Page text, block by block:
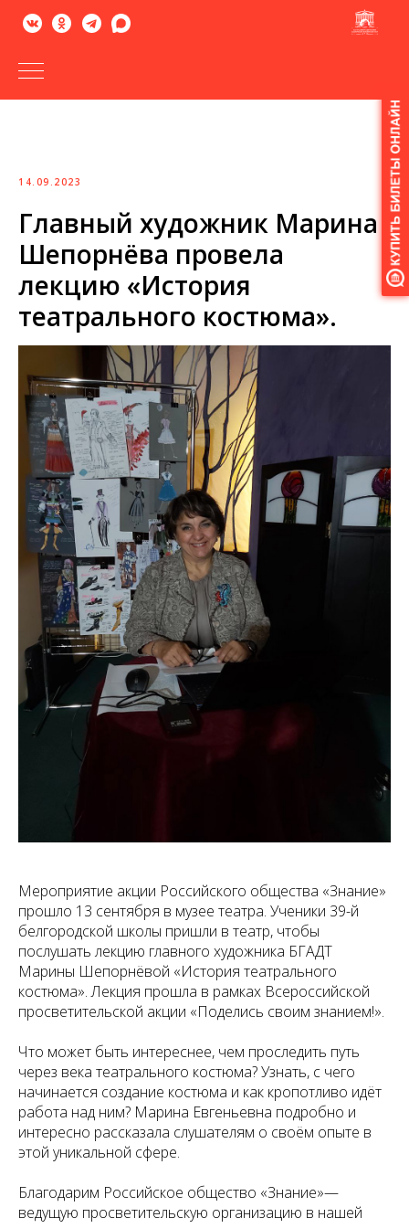
Версия
14.09.2023
Главный художник Марина
Шепорнёва провела
лекцию «История
театрального костюма».
Мероприятие акции Российского общества «Знание»
прошло 13 сентября в музее театра. Ученики 39-й
белгородской школы пришли в театр, чтобы
послушать лекцию главного художника БГАДТ
Марины Шепорнёвой «История театрального
костюма». Лекция прошла в рамках Всероссийской
просветительской акции «Поделись своим знанием!».
Что может быть интереснее, чем проследить путь
через века театрального костюма? Узнать, с чего
начинается создание костюма и как кропотливо идёт
работа над ним? Марина Евгеньевна подробно и
интересно рассказала слушателям о своём опыте в
этой уникальной сфере.
Благодарим Российское общество «Знание»—
ведущую просветительскую организацию в нашей